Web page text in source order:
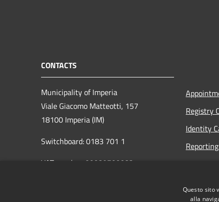
CONTACTS
Municipality of Imperia
Viale Giacomo Matteotti, 157
18100 Imperia (IM)
Switchboard: 0183 701 1
VAT number: 00089700082
Registry
Identity
Read the
Questo sito
alla